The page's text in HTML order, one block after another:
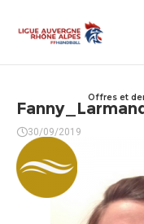
Offres et
30/09/2019